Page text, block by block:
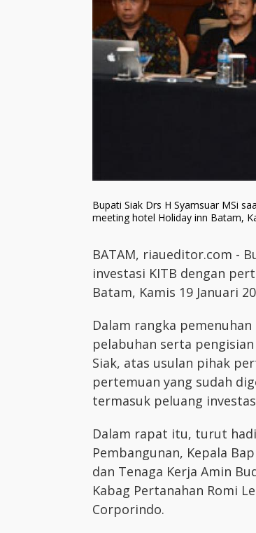
Bupati Siak Drs H Syamsuar MSi
meeting hotel Holiday inn Batam,
BATAM, riaueditor.com -
investasi KITB dengan
Batam, Kamis 19 Januari
Dalam rangka
pelabuhan serta
Siak, atas usulan pihak
pertemuan yang sudah
termasuk peluang
Dalam rapat itu, turut
Pembangunan, Kepala
dan Tenaga Kerja Amin
Kabag Pertanahan Romi
Corporindo.